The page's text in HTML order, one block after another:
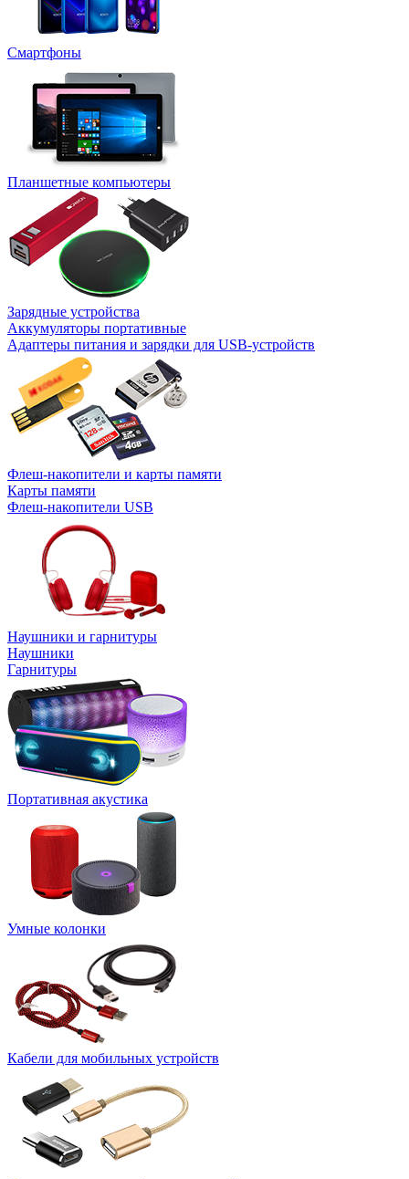
Смартфоны
Планшетные компьютеры
Зарядные устройства
Аккумуляторы портативные
Адаптеры питания и зарядки для USB-устройств
Флеш-накопители и карты памяти
Карты памяти
Флеш-накопители USB
Наушники и гарнитуры
Наушники
Гарнитуры
Портативная акустика
Умные колонки
Кабели для мобильных устройств